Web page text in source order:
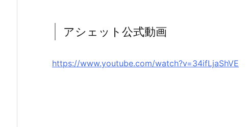
アシェット公式動画
https://www.youtube.com/watch?v=34ifLjaShVE